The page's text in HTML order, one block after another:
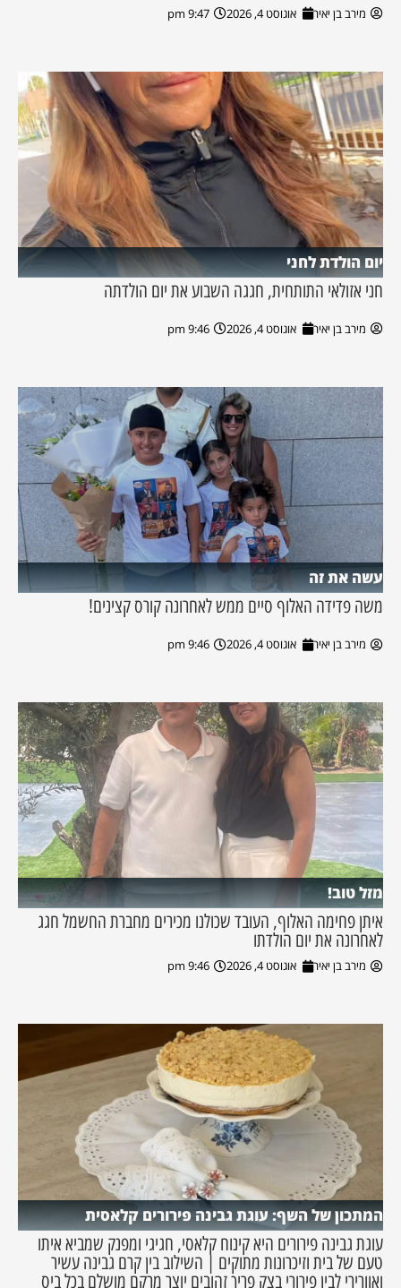
מירב בן יאיר אוגוסט 4, 2026 9:47 pm
יום הולדת לחני
חני אזולאי התותחית, חגגה השבוע את יום הולדתה
מירב בן יאיר אוגוסט 4, 2026 9:46 pm
עשה את זה
משה פדידה האלוף סיים ממש לאחרונה קורס קצינים!
מירב בן יאיר אוגוסט 4, 2026 9:46 pm
מזל טוב!
איתן פחימה האלוף, העובד שכולנו מכירים מחברת החשמל חגג
לאחרונה את יום הולדתו
מירב בן יאיר אוגוסט 4, 2026 9:46 pm
המתכון של השף: עוגת גבינה פירורים קלאסית
עוגת גבינה פירורים היא קינוח קלאסי, חגיגי ומפנק שמביא איתו
טעם של בית וזיכרונות מתוקים | השילוב בין קרם גבינה עשיר
ואוורירי לבין פירורי בצק פריך זהובים יוצר מרקם מושלם בכל ביס